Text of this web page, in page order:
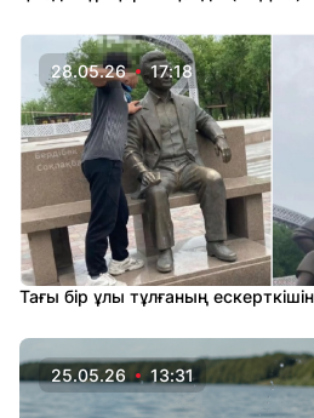
28.05.26 17:18
Тағы бір ұлы тұлғаның
25.05.26 13:31